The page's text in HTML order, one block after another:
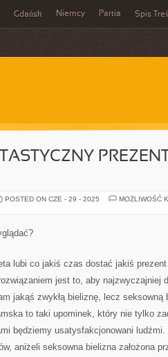
Gdańsk Niemcy Partia Spis
POSTED ON CZE - 29 - 2025
MOŻLIWOŚĆ
lubi co jakiś czas dostać jakiś prezent
jest to, aby najzwyczajniej
jakąś zwykłą bieliznę, lecz
to taki upominek, który nie tylko
będziemy usatysfakcjonowani
aniżeli seksowna bielizna założona